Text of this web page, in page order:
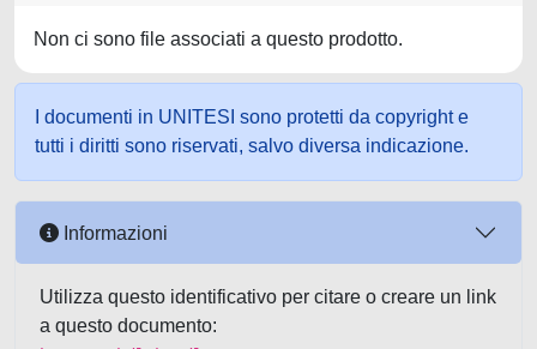
Non ci sono file associati a questo prodotto.
I documenti in UNITESI sono protetti da copyright e
tutti i diritti sono riservati, salvo diversa indicazione.
Informazioni
Utilizza questo identificativo per citare o creare un link
a questo documento: